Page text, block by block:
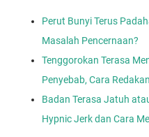
Perut Bunyi Terus
Masalah Pencernaan?
Tenggorokan Terasa
Penyebab, Cara
Badan Terasa Jatuh
Hypnic Jerk dan Cara